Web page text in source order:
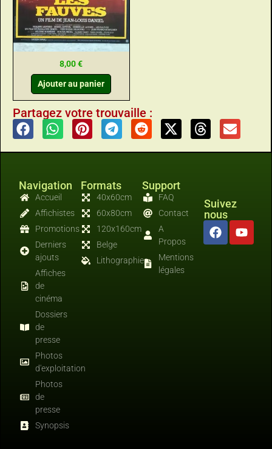
8,00€
Ajouter au panier
Partagez votre trouvaille :
Navigation
Accueil
Affichistes
Promotions
Derniers
ajouts
Affiches
de
cinéma
Dossiers
de
presse
Photos
d'exploitation
Photos
de
presse
Synopsis
Formats
40x60cm
60x80cm
120x160cm
Belge
Lithographies
Support
FAQ
Contact
A
Propos
Mentions
légales
Suivez
nous